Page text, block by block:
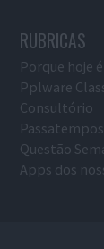
RUBRICAS
Porque hoje
Pplware
Consultório
Questão
Apps dos